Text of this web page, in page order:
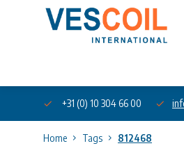
+31 (0) 10 304 66 00
Home Tags 812468